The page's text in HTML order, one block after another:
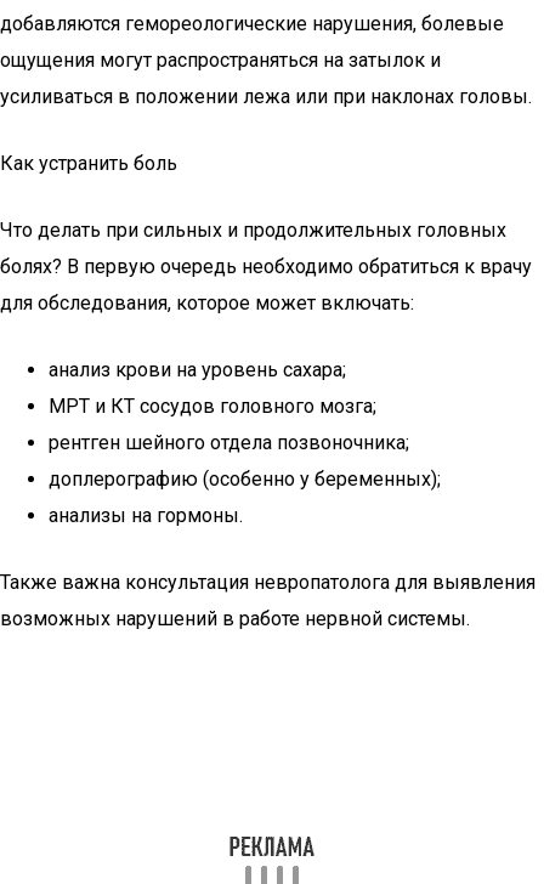
добавляются гемореологические нарушения, болевые
ощущения могут распространяться на затылок и
усиливаться в положении лежа или при наклонах головы.
Как устранить боль
Что делать при сильных и продолжительных головных
болях? В первую очередь необходимо обратиться к врачу
для обследования, которое может включать:
анализ крови на уровень сахара;
МРТ и КТ сосудов головного мозга;
рентген шейного отдела позвоночника;
доплерографию (особенно у беременных);
анализы на гормоны.
Также важна консультация невропатолога для выявления
возможных нарушений в работе нервной системы.